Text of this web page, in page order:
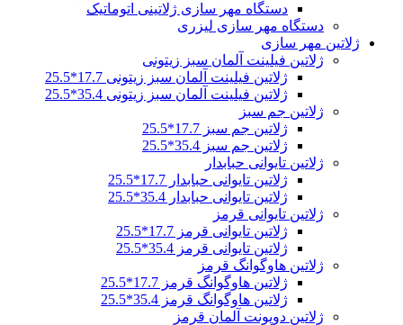
دستگاه مهر سازی ژلاتینی اتوماتیک
دستگاه مهر سازی لیزری
ژلاتین مهر سازی
ژلاتین فیلینت آلمان سبز زیتونی
ژلاتین فیلینت آلمان سبز زیتونی 17.7*25.5
ژلاتین فیلینت آلمان سبز زیتونی 35.4*25.5
ژلاتین جم سبز
ژلاتین جم سبز 17.7*25.5
ژلاتین جم سبز 35.4*25.5
ژلاتین تایوانی حبابدار
ژلاتین تایوانی حبابدار 17.7*25.5
ژلاتین تایوانی حبابدار 35.4*25.5
ژلاتین تایوانی قرمز
ژلاتین تایوانی قرمز 17.7*25.5
ژلاتین تایوانی قرمز 35.4*25.5
ژلاتین هاوگوانگ قرمز
ژلاتین هاوگوانگ قرمز 17.7*25.5
ژلاتین هاوگوانگ قرمز 35.4*25.5
ژلاتین دوپونت آلمان قرمز